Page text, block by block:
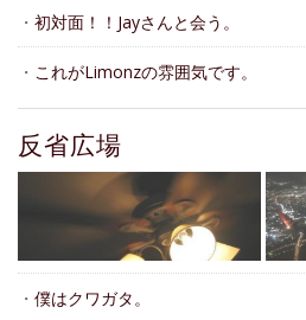
・ 初対面！！Jayさんと会う。
・ これがLimonzの雰囲気です。
反省広場
・ 僕はクワガタ。